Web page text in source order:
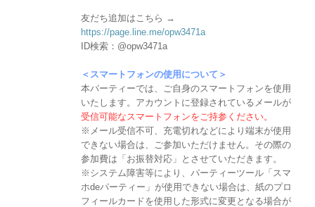
友だち追加はこちら →
https://page.line.me/opw3471a
ID検索：@opw3471a
＜スマートフォンの使用について＞
本パーティーでは、ご自身のスマートフォンを使用
いたします。アカウントに登録されているメールが
受信可能なスマートフォンをご持参ください。
※メール受信不可、充電切れなどにより端末が使用
できない場合は、ご参加いただけません。その際の
参加費は「お振替対応」とさせていただきます。
※システム障害等により、パーティーツール「スマ
ホdeパーティー」が使用できない場合は、紙のプロ
フィールカードを使用した形式に変更となる場合が